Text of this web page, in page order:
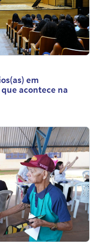
em
acontece na